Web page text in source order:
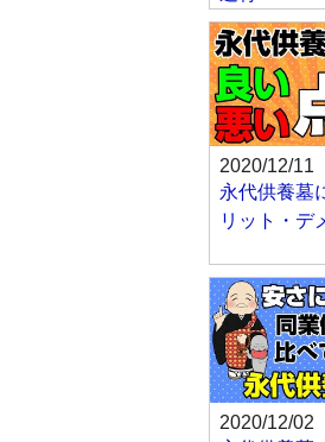
2020/12/11
永代供養墓
リット・デ
2020/12/02